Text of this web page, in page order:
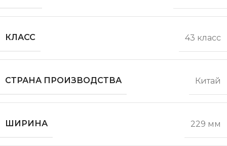
КЛАСС 43 класс
СТРАНА ПРОИЗВОДСТВА Китай
ШИРИНА 229 мм